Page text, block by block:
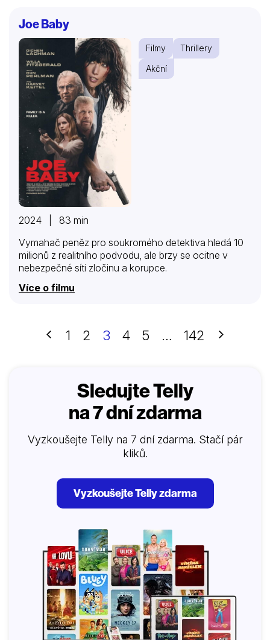
operandi je do detailu shodný s případem Chloé…
Joe Baby
Filmy
Thrillery
Akční
2024 | 83 min
Vymahač peněz pro soukromého detektiva hledá 10
milionů z realitního podvodu, ale brzy se ocitne v
nebezpečné síti zločinu a korupce.
Více o filmu
Předchozí
1 2 3 4 5 … 142 Další
Sledujte Telly
na 7 dní zdarma
Vyzkoušejte Telly na 7 dní zdarma. Stačí pár
kliků.
Vyzkoušejte Telly zdarma